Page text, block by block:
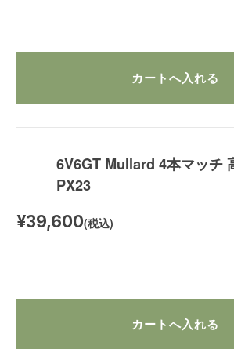
6V6GT Mullard 4本マッチ
PX23
¥39,600(税込)